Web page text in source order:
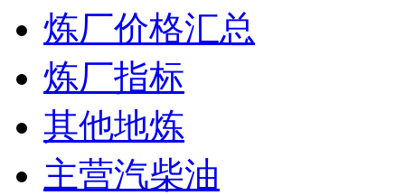
炼厂价格汇总
炼厂指标
其他地炼
主营汽柴油